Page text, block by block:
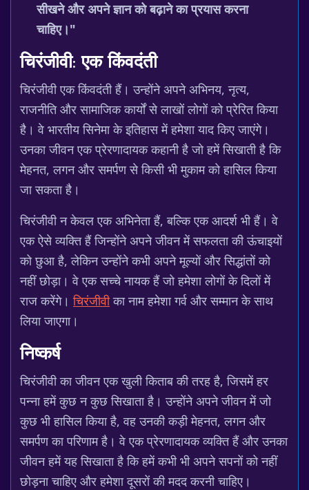
सीखने और अपने ज्ञान को बढ़ाने का प्रयास करना
चाहिए।"
चिरंजीवी: एक किंवदंती
चिरंजीवी एक किंवदंती हैं। उन्होंने अपने अभिनय, नृत्य,
राजनीति और सामाजिक कार्यों से लाखों लोगों को प्रेरित किया
है। वे भारतीय सिनेमा के इतिहास में हमेशा याद किए जाएंगे।
उनका जीवन एक प्रेरणादायक कहानी है जो हमें सिखाती है कि
मेहनत, लगन और समर्पण से किसी भी मुकाम को हासिल किया
जा सकता है।
चिरंजीवी न केवल एक अभिनेता हैं, बल्कि एक आदर्श भी हैं। वे
एक ऐसे व्यक्ति हैं जिन्होंने अपने जीवन में सफलता की ऊंचाइयों
को छुआ है, लेकिन उन्होंने कभी अपने मूल्यों और सिद्धांतों को
नहीं छोड़ा। वे एक सच्चे नायक हैं जो हमेशा लोगों के दिलों में
राज करेंगे।चिरंजीवीका नाम हमेशा गर्व और सम्मान के साथ
लिया जाएगा।
निष्कर्ष
चिरंजीवी का जीवन एक खुली किताब की तरह है, जिसमें हर
पन्ना हमें कुछ न कुछ सिखाता है। उन्होंने अपने जीवन में जो
कुछ भी हासिल किया है, वह उनकी कड़ी मेहनत, लगन और
समर्पण का परिणाम है। वे एक प्रेरणादायक व्यक्ति हैं और उनका
जीवन हमें यह सिखाता है कि हमें कभी भी अपने सपनों को नहीं
छोड़ना चाहिए और हमेशा दूसरों की मदद करनी चाहिए।